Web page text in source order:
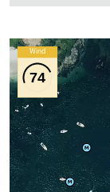
Wind
74